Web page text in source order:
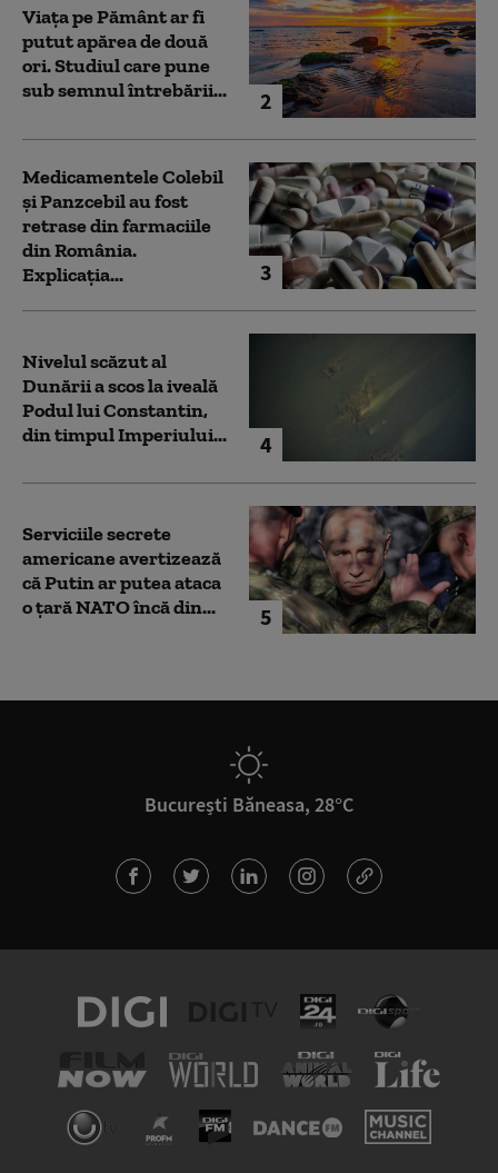
2
Viața pe Pământ ar fi
putut apărea de două
ori. Studiul care pune
sub semnul întrebării...
3
Medicamentele Colebil
și Panzcebil au fost
retrase din farmaciile
din România.
Explicația...
4
Nivelul scăzut al
Dunării a scos la iveală
Podul lui Constantin,
din timpul Imperiului...
5
Serviciile secrete
americane avertizează
că Putin ar putea ataca
o țară NATO încă din...
București Băneasa, 28°C